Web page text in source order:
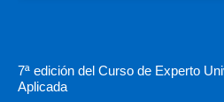
7ª edición del Curso de Experto
Aplicada